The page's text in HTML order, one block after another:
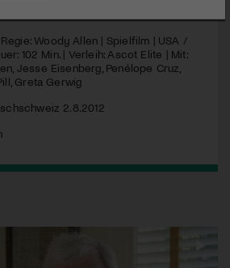
Woody Allen | Spielfilm | USA /
102 Min. | Verleih: Ascot Elite | Mit:
Jesse Eisenberg, Penélope Cruz,
Greta Gerwig
2.8.2012